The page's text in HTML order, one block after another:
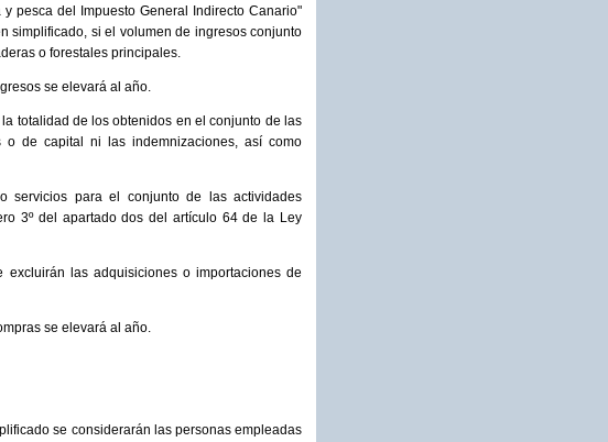
pesca del Impuesto General Indirecto Canario"
simplificado, si el volumen de ingresos conjunto
o forestales principales.
se elevará al año.
totalidad de los obtenidos en el conjunto de las
o de capital ni las indemnizaciones, así como
servicios para el conjunto de las actividades
3º del apartado dos del artículo 64 de la Ley
las adquisiciones o importaciones de
se elevará al año.
se considerarán las personas empleadas